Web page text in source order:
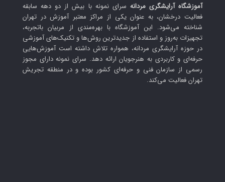
آموزشگاه آرایشگری مردانه سرای نمونه با بیش از دو دهه سابقه
فعالیت درخشان، به عنوان یکی از مراکز معتبر آموزش در تهران
شناخته می‌شود. این آموزشگاه با بهره‌مندی از مربیان باتجربه،
تجهیزات به‌روز و استفاده از جدیدترین روش‌ها و تکنیک‌های آموزشی
در حوزه آرایشگری مردانه، همواره تلاش داشته است آموزش‌هایی
حرفه‌ای و کاربردی به هنرجویان ارائه دهد. سرای نمونه دارای مجوز
رسمی از سازمان فنی و حرفه‌ای کشور بوده و در منطقه تجریش
تهران فعالیت می‌کند.